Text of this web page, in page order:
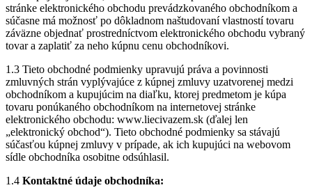
stránke elektronického obchodu prevádzkovaného obchodníkom a
súčasne má možnosť po dôkladnom naštudovaní vlastností tovaru
záväzne objednať prostredníctvom elektronického obchodu vybraný
tovar a zaplatiť za neho kúpnu cenu obchodníkovi.
1.3 Tieto obchodné podmienky upravujú práva a povinnosti
zmluvných strán vyplývajúce z kúpnej zmluvy uzatvorenej medzi
obchodníkom a kupujúcim na diaľku, ktorej predmetom je kúpa
tovaru ponúkaného obchodníkom na internetovej stránke
elektronického obchodu: www.liecivazem.sk (ďalej len
„elektronický obchod“). Tieto obchodné podmienky sa stávajú
súčasťou kúpnej zmluvy v prípade, ak ich kupujúci na webovom
sídle obchodníka osobitne odsúhlasil.
1.4 Kontaktné údaje obchodníka: